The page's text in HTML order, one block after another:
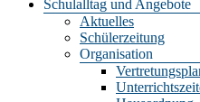
Schulalltag und Angebote
Aktuelles
Schülerzeitung
Organisation